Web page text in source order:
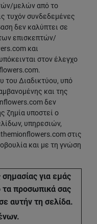
μελών από το
τυχόν συνδεδεμένες
δεν καλύπτει σε
επισκεπτών/
και
στον έλεγχο
του Διαδικτύου, υπό
και της
δεν
ζημία υποστεί ο
υπηρεσιών,
στις
και με τη γνώση
για εμάς
τα προσωπικά σας
αυτήν τη σελίδα.